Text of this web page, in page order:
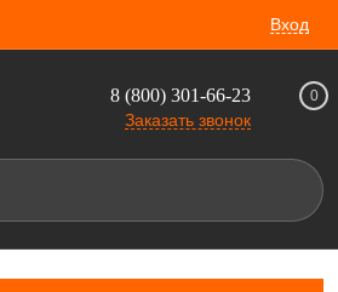
Вход
8 (800) 301-66-23
Заказать звонок
0